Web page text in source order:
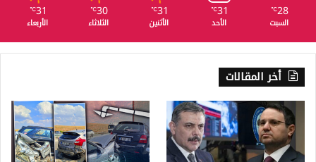
28
℃
السبت
31
℃
الأحد
31
℃
الأثنين
30
℃
الثلاثاء
31
℃
الأربعاء
أخر المقالات